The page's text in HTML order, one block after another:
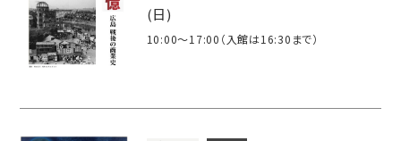
(日)
10:00～17:00（入館は16:30まで）